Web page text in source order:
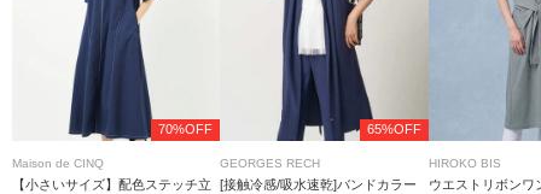
70%OFF
Maison de CINQ
【小さいサイズ】配色ステッチ立
65%OFF
GEORGES RECH
[接触冷感/吸水速乾]バンドカラー
HIROKO BIS
ウエストリボンワ